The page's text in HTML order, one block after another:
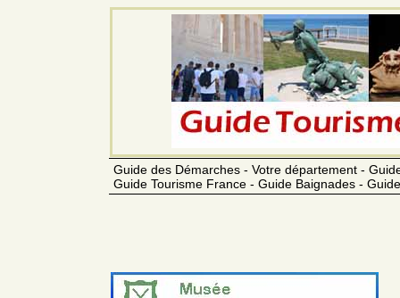
Guide des Démarches - Votre département -
Guide Tourisme France - Guide Baignades -